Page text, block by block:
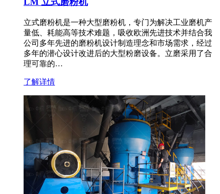
立式磨粉机是一种大型磨粉机，专门为解决工业磨机产
量低、耗能高等技术难题，吸收欧洲先进技术并结合我
公司多年先进的磨粉机设计制造理念和市场需求，经过
多年的潜心设计改进后的大型粉磨设备。立磨采用了合
理可靠的…
了解详情